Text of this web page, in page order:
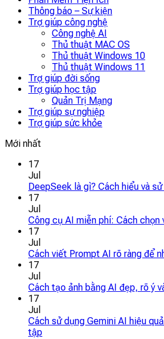
Thông báo – Sự kiện
Trợ giúp công nghệ
Công nghệ AI
Thủ thuật MAC OS
Thủ thuật Windows 10
Thủ thuật Windows 11
Trợ giúp đời sống
Trợ giúp học tập
Quản Trị Mạng
Trợ giúp sự nghiệp
Trợ giúp sức khỏe
Mới nhất
17
Jul
DeepSeek là gì? Cách hiểu và
17
Jul
Công cụ AI miễn phí: Cách chọn
17
Jul
Cách viết Prompt AI rõ ràng để
17
Jul
Cách tạo ảnh bằng AI đẹp, rõ ý
17
Jul
Cách sử dụng Gemini AI hiệu
tập